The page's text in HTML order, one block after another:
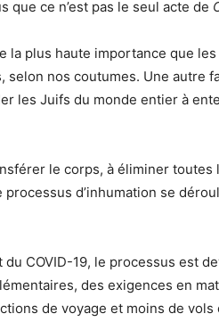
que ce n’est pas le seul acte de
la plus haute importance que
selon nos coutumes. Une autre
les Juifs du monde entier à
le corps, à éliminer
processus d’inhumation se
du COVID-19, le processus est
des exigences en
de voyage et moins de